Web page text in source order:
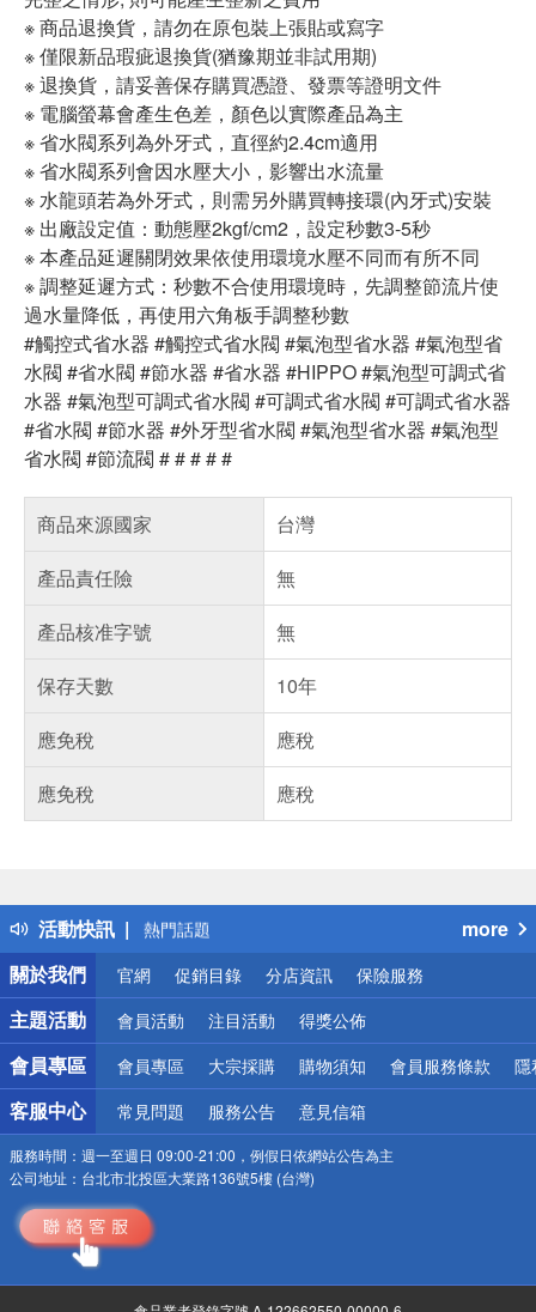
※ 商品退換貨，請勿在原包裝上張貼或寫字
※ 僅限新品瑕疵退換貨(猶豫期並非試用期)
※ 退換貨，請妥善保存購買憑證、發票等證明文件
※ 電腦螢幕會產生色差，顏色以實際產品為主
※ 省水閥系列為外牙式，直徑約2.4cm適用
※ 省水閥系列會因水壓大小，影響出水流量
※ 水龍頭若為外牙式，則需另外購買轉接環(內牙式)安裝
※ 出廠設定值：動態壓2kgf/cm2，設定秒數3-5秒
※ 本產品延遲關閉效果依使用環境水壓不同而有所不同
※ 調整延遲方式：秒數不合使用環境時，先調整節流片使
過水量降低，再使用六角板手調整秒數
#觸控式省水器 #觸控式省水閥 #氣泡型省水器 #氣泡型省
水閥 #省水閥 #節水器 #省水器 #HIPPO #氣泡型可調式省
水器 #氣泡型可調式省水閥 #可調式省水閥 #可調式省水器
#省水閥 #節水器 #外牙型省水閥 #氣泡型省水器 #氣泡型
省水閥 #節流閥 # # # # #
商品來源國家
台灣
產品責任險
無
產品核准字號
無
保存天數
10年
應免稅
應稅
應免稅
應稅
活動快訊
得獎公告
熱門話題
銀行優惠
偏遠地區配送
詐騙網頁！請小心！
more
關於我們
官網 促銷目錄 分店資訊 保險服務
主題活動 會員活動 注目活動 得獎公佈
會員專區 會員專區 大宗採購 購物須知 會員服務條款 隱
客服中心 常見問題 服務公告 意見信箱
服務時間： 週一至週日 09:00-21:00，例假日依網站公告為主
公司地址： 台北市北投區大業路136號5樓 (台灣)